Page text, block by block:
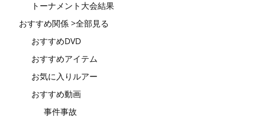
トーナメント大会結果
おすすめ関係 >全部見る
おすすめDVD
おすすめアイテム
お気に入りルアー
おすすめ動画
事件事故